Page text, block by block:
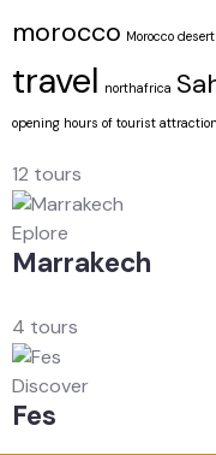
morocco Morocco desert
travel northafrica
opening hours of tourist
12 tours
Eplore
Marrakech
4 tours
Discover
Fes